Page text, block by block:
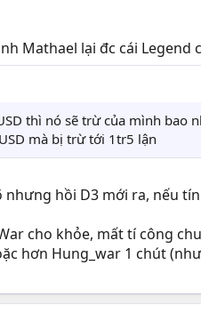
Mathael lại đc cái Legend
thì nó sẽ trừ của mình bao
mà bị trừ tới 1tr5 lận
hồi D3 mới ra, nếu
cho khỏe, mất tí công
hơn Hung_war 1 chút